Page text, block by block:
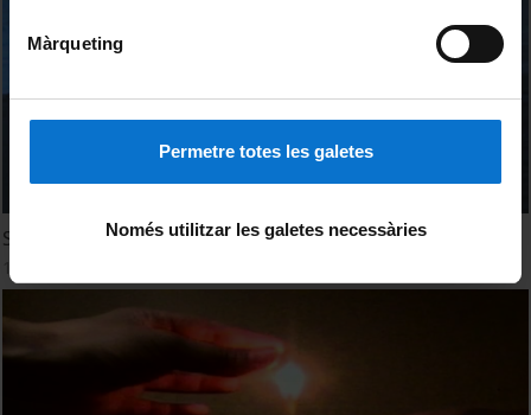
Màrqueting
Permetre totes les galetes
Només utilitzar les galetes necessàries
Sant Joan s'ho empassa tot